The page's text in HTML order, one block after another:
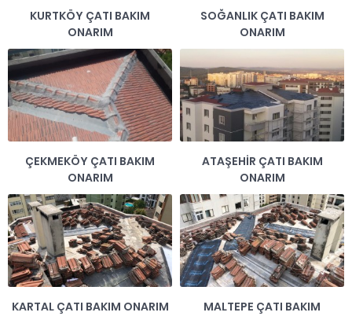
KURTKÖY ÇATI BAKIM
ONARIM
SOĞANLIK ÇATI BAKIM
ONARIM
ÇEKMEKÖY ÇATI BAKIM
ONARIM
ATAŞEHİR ÇATI BAKIM
ONARIM
KARTAL ÇATI BAKIM ONARIM
MALTEPE ÇATI BAKIM